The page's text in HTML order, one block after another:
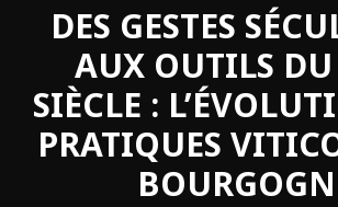
DES GESTES
AUX OUTILS
SIÈCLE :
PRATIQUES